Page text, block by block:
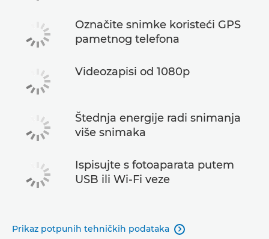
Označite snimke koristeći GPS
pametnog telefona
Videozapisi od 1080p
Štednja energije radi snimanja
više snimaka
Ispisujte s fotoaparata putem
USB ili Wi-Fi veze
Prikaz potpunih tehničkih podataka 